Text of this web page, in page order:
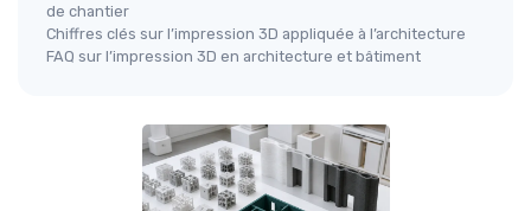
de chantier
Chiffres clés sur l’impression 3D appliquée à l’architecture
FAQ sur l’impression 3D en architecture et bâtiment